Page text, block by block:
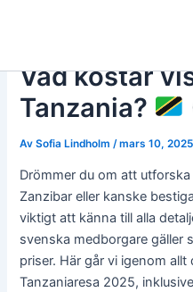
Vad kostar
Tanzania?
Av Sofia Lindholm /mars 10, 2025
Drömmer du om att
Zanzibar eller kanske
viktigt att känna till alla
svenska medborgare gäller
priser. Här går vi igenom
Tanzaniaresa 2025,